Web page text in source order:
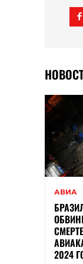
АВИА
2024